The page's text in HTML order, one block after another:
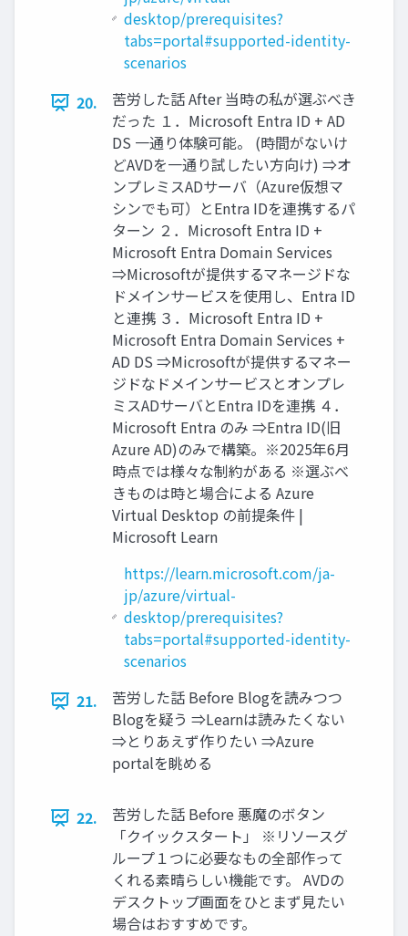
desktop/prerequisites?
tabs=portal#supported-identity-
scenarios
20.
苦労した話 After 当時の私が選ぶべき
だった １．Microsoft Entra ID + AD
DS 一通り体験可能。 (時間がないけ
どAVDを一通り試したい方向け) ⇒オ
ンプレミスADサーバ（Azure仮想マ
シンでも可）とEntra IDを連携するパ
ターン ２．Microsoft Entra ID +
Microsoft Entra Domain Services
⇒Microsoftが提供するマネージドな
ドメインサービスを使用し、Entra ID
と連携 ３．Microsoft Entra ID +
Microsoft Entra Domain Services +
AD DS ⇒Microsoftが提供するマネー
ジドなドメインサービスとオンプレ
ミスADサーバとEntra IDを連携 ４．
Microsoft Entra のみ ⇒Entra ID(旧
Azure AD)のみで構築。※2025年6月
時点では様々な制約がある ※選ぶべ
きものは時と場合による Azure
Virtual Desktop の前提条件 |
Microsoft Learn
https://learn.microsoft.com/ja-
jp/azure/virtual-
desktop/prerequisites?
tabs=portal#supported-identity-
scenarios
21.
苦労した話 Before Blogを読みつつ
Blogを疑う ⇒Learnは読みたくない
⇒とりあえず作りたい ⇒Azure
portalを眺める
22.
苦労した話 Before 悪魔のボタン
「クイックスタート」 ※リソースグ
ループ１つに必要なもの全部作って
くれる素晴らしい機能です。 AVDの
デスクトップ画面をひとまず見たい
場合はおすすめです。